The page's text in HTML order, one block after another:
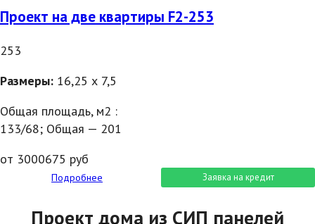
Проект на две квартиры F2-253
253
Размеры: 16,25 х 7,5
Общая площадь, м2 :
133/68; Общая — 201
от 3000675 руб
Подробнее Заявка на кредит
Проект дома из СИП панелей